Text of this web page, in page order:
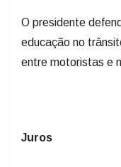
O presidente
educação no
entre motoristas e
Juros